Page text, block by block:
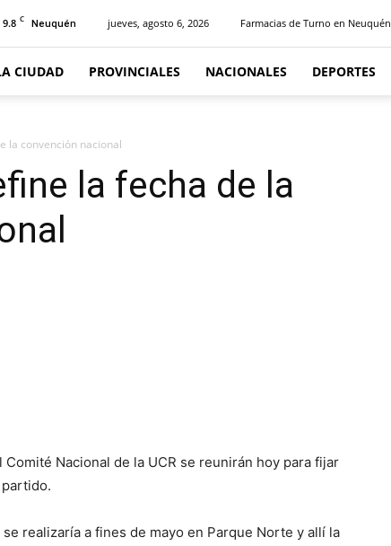
9.8 C Neuquén jueves, agosto 6, 2026 Farmacias de Turno en Neuquén
CIUDAD PROVINCIALES NACIONALES DEPORTES
la convención nacional
la fecha de la
Nacional de la UCR se reunirán hoy para fijar
realizaría a fines de mayo en Parque Norte y allí la